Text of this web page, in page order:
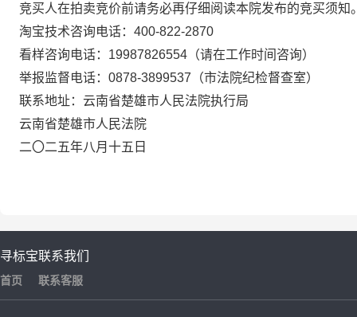
竞买人在拍卖竞价前请务必再仔细阅读本院发布的竞买须
淘宝技术咨询电话： 400-822-2870
看样咨询电话： 19987826554 （请在工作时间咨询）
举报监督电话： 0878-3899537 （市法院纪检督查室）
联系地址：云南省楚雄市人民法院执行局
云南省楚雄市人民法院
二〇二五年八月十五日
寻标宝
首页
联系我们
联系客服